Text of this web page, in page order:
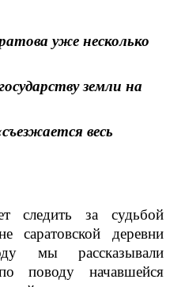
уже несколько
земли на
весь
следить за судьбой
саратовской деревни
мы рассказывали
поводу начавшейся